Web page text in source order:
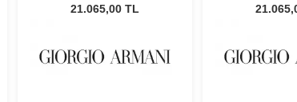
300187 - 50 Unisex Güneş
21.065,00 TL
300187 - 50